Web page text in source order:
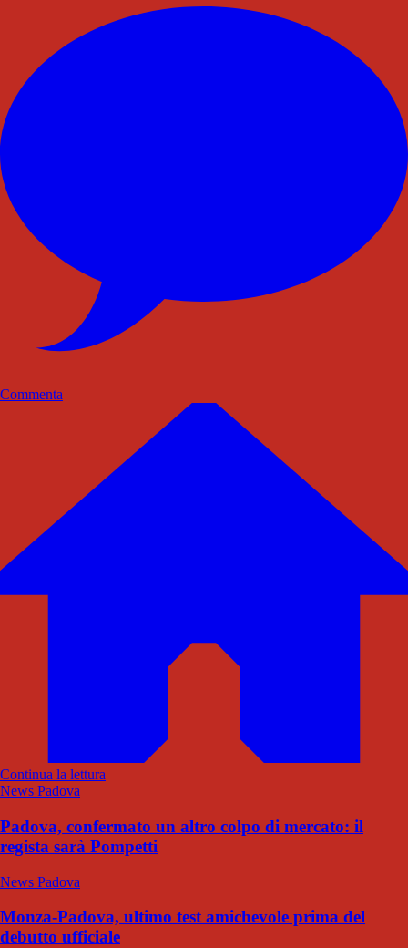
Commenta
Continua la lettura
News Padova
Padova, confermato un altro colpo di mercato: il
regista sarà Pompetti
News Padova
Monza-Padova, ultimo test amichevole prima del
debutto ufficiale